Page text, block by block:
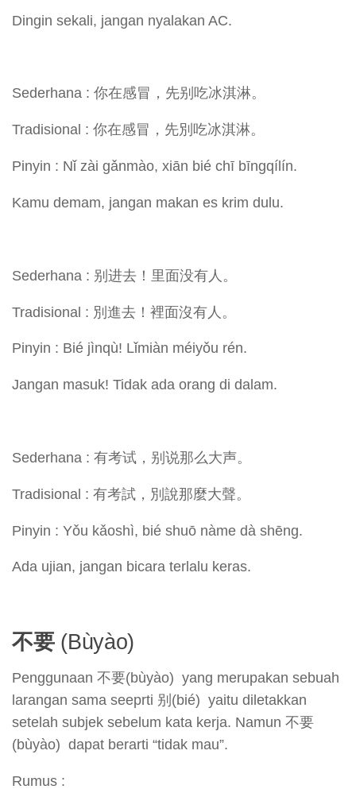
Dingin sekali, jangan nyalakan AC.
Sederhana : 你在感冒，先别吃冰淇淋。
Tradisional : 你在感冒，先別吃冰淇淋。
Pinyin : Nǐ zài gǎnmào, xiān bié chī bīngqílín.
Kamu demam, jangan makan es krim dulu.
Sederhana : 别进去！里面没有人。
Tradisional : 別進去！裡面沒有人。
Pinyin : Bié jìnqù! Lǐmiàn méiyǒu rén.
Jangan masuk! Tidak ada orang di dalam.
Sederhana : 有考试，别说那么大声。
Tradisional : 有考試，別說那麼大聲。
Pinyin : Yǒu kǎoshì, bié shuō nàme dà shēng.
Ada ujian, jangan bicara terlalu keras.
不要 (Bùyào)
Penggunaan 不要(bùyào) yang merupakan sebuah
larangan sama seeprti 别(bié) yaitu diletakkan
setelah subjek sebelum kata kerja. Namun 不要
(bùyào) dapat berarti “tidak mau”.
Rumus :